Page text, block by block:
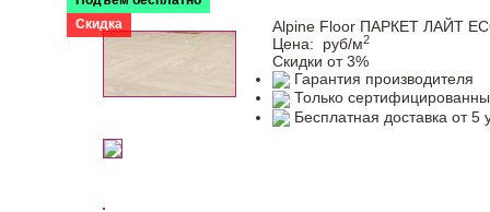
Скидка
Alpine Floor ПАРКЕТ ЛАЙТ
Цена:
руб/м2
Скидки от 3%
Гарантия производителя
Только
Бесплатная доставка от 5